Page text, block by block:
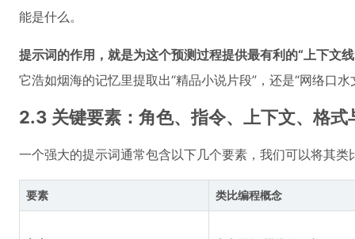
能是什么。
提示词的作用，就是为这个预测过程提供最有利的“上下文
它浩如烟海的记忆里提取出“精品小说片段”，还是“网络口水
2.3 关键要素：角色、指令、上下文、格式
一个强大的提示词通常包含以下几个要素，我们可以将其类
要素 类比编程概念